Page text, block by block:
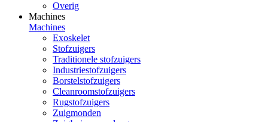
Overig
Machines
Machines
Exoskelet
Stofzuigers
Traditionele stofzuigers
Industriestofzuigers
Borstelstofzuigers
Cleanroomstofzuigers
Rugstofzuigers
Zuigmonden